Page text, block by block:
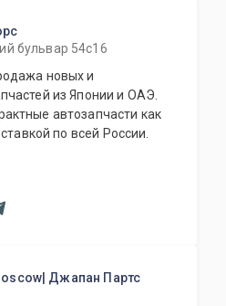
бульвар 54с16
новых и
из Японии и ОАЭ.
автозапчасти как
по всей России.
Джапан Партс